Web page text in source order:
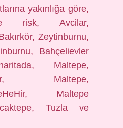
yakınlığa göre,
risk, Avcilar,
Zeytinburnu,
Bahçelievler
Maltepe,
Maltepe,
Maltepe
Tuzla ve